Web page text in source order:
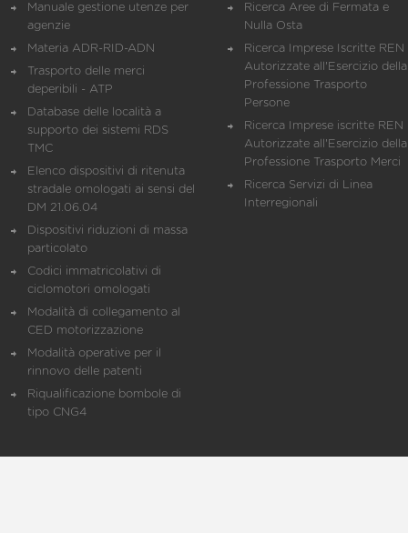
Manuale gestione utenze per
agenzie
Materia ADR-RID-ADN
Trasporto delle merci
deperibili - ATP
Database delle località a
supporto dei sistemi RDS
TMC
Elenco dispositivi di ritenuta
stradale omologati ai sensi del
DM 21.06.04
Dispositivi riduzioni di massa
particolato
Codici immatricolativi di
ciclomotori omologati
Modalità di collegamento al
CED motorizzazione
Modalità operative per il
rinnovo delle patenti
Riqualificazione bombole di
tipo CNG4
Ricerca Aree di Fermata e
Nulla Osta
Ricerca Imprese Iscritte REN
Autorizzate all'Esercizio della
Professione Trasporto
Persone
Ricerca Imprese iscritte REN
Autorizzate all'Esercizio della
Professione Trasporto Merci
Ricerca Servizi di Linea
Interregionali